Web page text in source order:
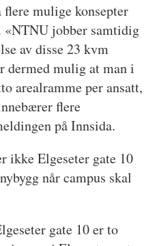
flere mulige konsepter
«NTNU jobber samtidig
av disse 23 kvm
dermed mulig at man i
arealramme per ansatt,
flere
på Innsida.
ikke Elgeseter gate 10
når campus skal
gate 10 er to